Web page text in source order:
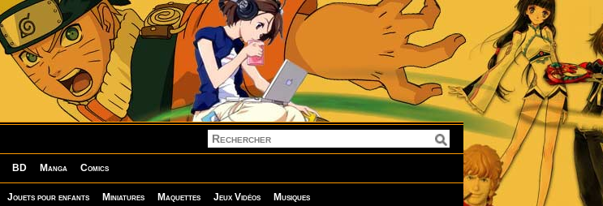
BD Manga Comics
Jouets pour enfants Miniatures Maquettes Jeux Vidéos Musiques